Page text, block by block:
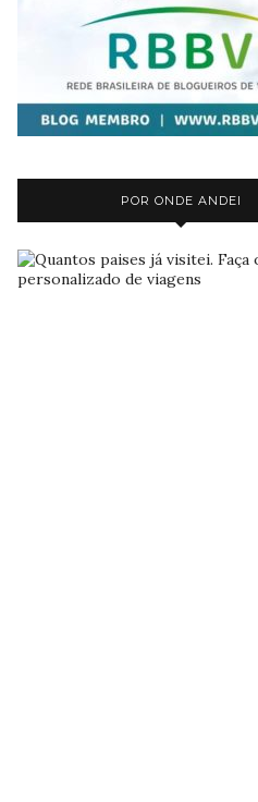
POR ONDE ANDEI